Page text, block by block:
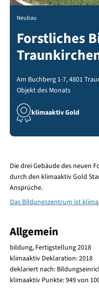
Neubau
Forstliches
Am Buchberg 1-7, 4801
Objekt des Monats
klimaaktiv Gold
Die drei Gebäude des neuen
durch den klimaaktiv Gold
Ansprüche.
Das Bildungszentrum ist
Allgemein
bildung, Fertigstellung 2018
klimaaktiv Deklaration: 2018
deklariert nach:
klimaaktiv Punkte: 949 von